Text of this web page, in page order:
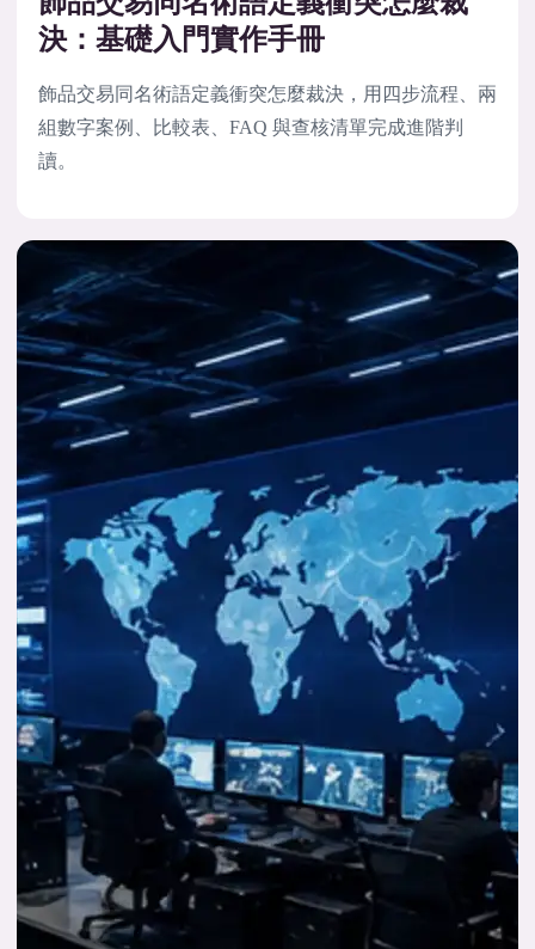
決：基礎入門實作手冊
飾品交易同名術語定義衝突怎麼裁決，用四步流程、兩
組數字案例、比較表、FAQ 與查核清單完成進階判
讀。